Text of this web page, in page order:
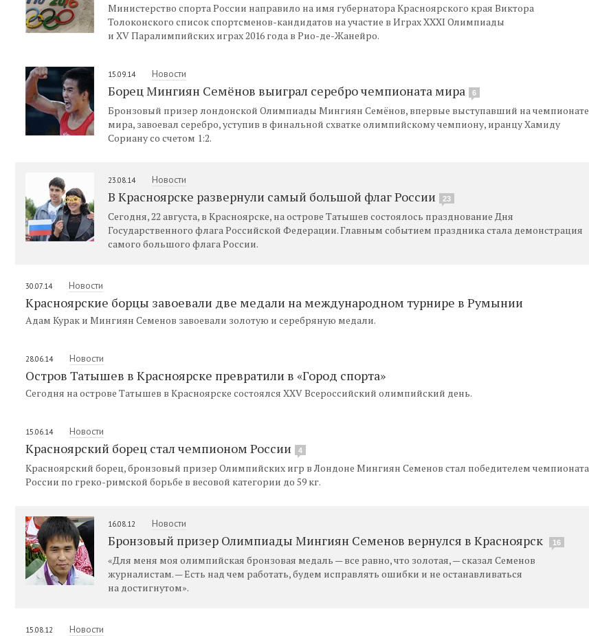
Министерство спорта России направило на имя губернатора Красноярского края Виктора
Толоконского список спортсменов-кандидатов на участие в Играх ХХХI Олимпиады
и ХV Паралимпийских играх 2016 года в Рио-де-Жанейро.
15.09.14 Новости
Борец Мингиян Семёнов выиграл серебро чемпионата мира 6
Бронзовый призер лондонской Олимпиады Мингиян Семёнов, впервые выступавший на чемпионате
мира, завоевал серебро, уступив в финальной схватке олимпийскому чемпиону, иранцу Хамиду
Сориану со счетом 1:2.
23.08.14 Новости
В Красноярске развернули самый большой флаг России 23
Сегодня, 22 августа, в Красноярске, на острове Татышев состоялось празднование Дня
Государственного флага Российской Федерации. Главным событием праздника стала демонстрация
самого большого флага России.
30.07.14 Новости
Красноярские борцы завоевали две медали на международном турнире в Румынии
Адам Курак и Мингиян Семенов завоевали золотую и серебряную медали.
28.06.14 Новости
Остров Татышев в Красноярске превратили в «Город спорта»
Сегодня на острове Татышев в Красноярске состоялся XXV Всероссийский олимпийский день.
15.06.14 Новости
Красноярский борец стал чемпионом России 4
Красноярский борец, бронзовый призер Олимпийских игр в Лондоне Мингиян Семенов стал победителем чемпионата
России по греко-римской борьбе в весовой категории до 59 кг.
16.08.12 Новости
Бронзовый призер Олимпиады Мингиян Семенов вернулся в Красноярск 16
«Для меня моя олимпийская бронзовая медаль — все равно, что золотая, — сказал Семенов
журналистам. — Есть над чем работать, будем исправлять ошибки и не останавливаться
на достигнутом».
15.08.12 Новости